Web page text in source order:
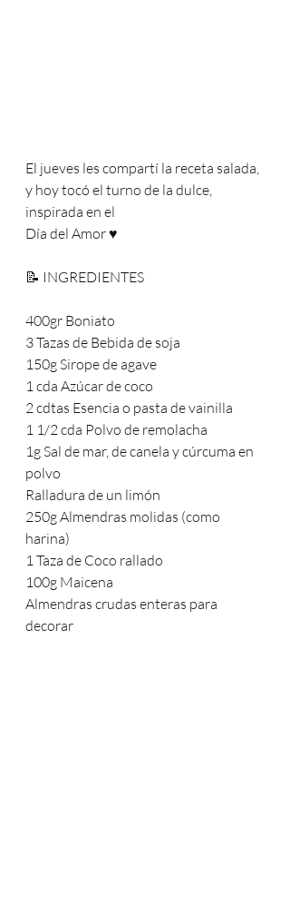
El jueves les compartí la receta salada,
y hoy tocó el turno de la dulce,
inspirada en el
Día del Amor ♥️
📝 INGREDIENTES
400gr Boniato
3 Tazas de Bebida de soja
150g Sirope de agave
1 cda Azúcar de coco
2 cdtas Esencia o pasta de vainilla
1 1/2 cda Polvo de remolacha
1g Sal de mar, de canela y cúrcuma en
polvo
Ralladura de un limón
250g Almendras molidas (como
harina)
1 Taza de Coco rallado
100g Maicena
Almendras crudas enteras para
decorar